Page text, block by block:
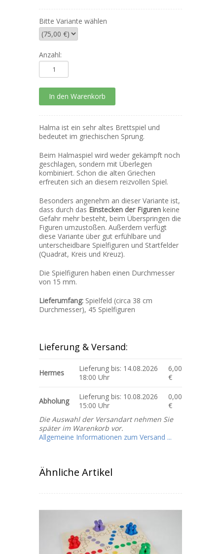
Bitte Variante wählen
Anzahl:
Halma ist ein sehr altes Brettspiel und
bedeutet im griechischen Sprung.
Beim Halmaspiel wird weder gekämpft noch
geschlagen, sondern mit Überlegen
kombiniert. Schon die alten Griechen
erfreuten sich an diesem reizvollen Spiel.
Besonders angenehm an dieser Variante ist,
dass durch das Einstecken der Figuren keine
Gefahr mehr besteht, beim Überspringen die
Figuren umzustoßen. Außerdem verfügt
diese Variante über gut erfühlbare und
unterscheidbare Spielfiguren und Startfelder
(Quadrat, Kreis und Kreuz).
Die Spielfiguren haben einen Durchmesser
von 15 mm.
Lieferumfang: Spielfeld (circa 38 cm
Durchmesser), 45 Spielfiguren
Lieferung & Versand:
Hermes
Lieferung bis: 14.08.2026
18:00 Uhr
6,00
€
Abholung
Lieferung bis: 10.08.2026
15:00 Uhr
0,00
€
Die Auswahl der Versandart nehmen Sie
später im Warenkorb vor.
Allgemeine Informationen zum Versand ...
Ähnliche Artikel